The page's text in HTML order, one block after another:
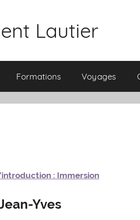
Lautier
Formations Voyages
: Immersion
Yves